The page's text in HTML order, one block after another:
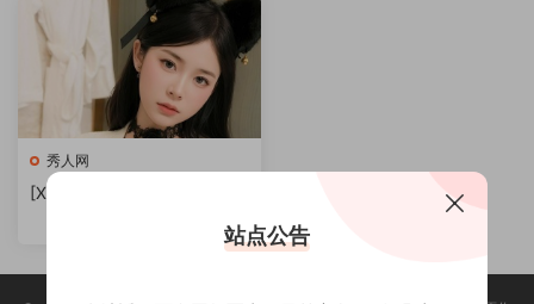
秀人网
[XIUREN秀人网] 优酱写真合
站点公告